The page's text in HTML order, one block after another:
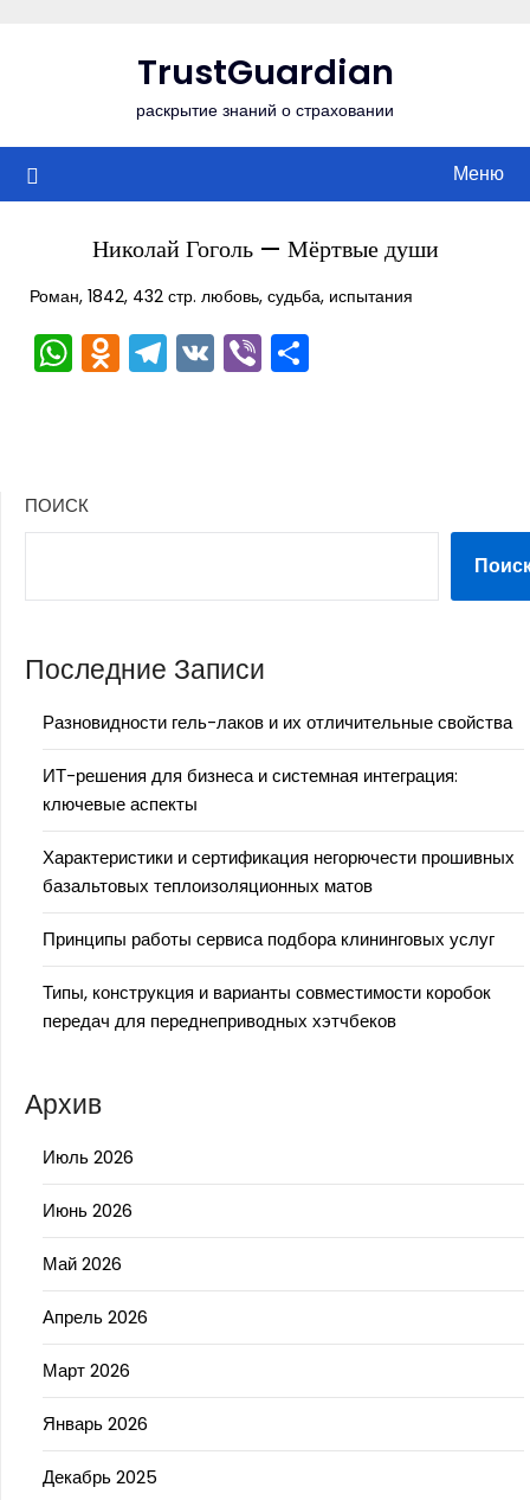
TrustGuardian
раскрытие знаний о страховании
Меню
Николай Гоголь — Мёртвые души
Роман, 1842, 432 стр. любовь, судьба, испытания
WhatsApp
Odnoklassniki
Telegram
VKViber
ПОИСК
Последние Записи
Разновидности гель-лаков и их отличительные свойства
ИТ-решения для бизнеса и системная интеграция:
ключевые аспекты
Характеристики и сертификация негорючести прошивных
базальтовых теплоизоляционных матов
Принципы работы сервиса подбора клининговых услуг
Типы, конструкция и варианты совместимости коробок
передач для переднеприводных хэтчбеков
Архив
Июль 2026
Июнь 2026
Май 2026
Апрель 2026
Март 2026
Январь 2026
Декабрь 2025